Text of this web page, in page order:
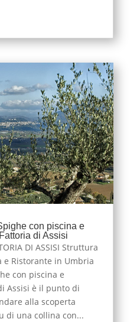
con piscina e
di Assisi
DI ASSISI Struttura
e Ristorante in Umbria
con piscina e
Assisi è il punto di
alla scoperta
di una collina con...